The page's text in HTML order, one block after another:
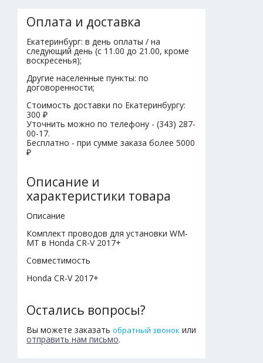
Оплата и доставка
Екатеринбург: в день оплаты / на
следующий день (с 11.00 до 21.00, кроме
воскресенья);
Другие населенные пункты: по
договоренности;
Стоимость доставки по Екатеринбургу:
300 ₽
Уточнить можно по телефону - (343) 287-
00-17.
Бесплатно - при сумме заказа более 5000
₽
Описание и
характеристики товара
Описание
Комплект проводов для установки WM-
MT в Honda CR-V 2017+
Совместимость
Honda CR-V 2017+
Остались вопросы?
Вы можете заказать обратный звонок или
отправить нам письмо.